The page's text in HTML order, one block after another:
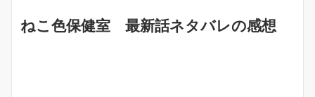
ねこ色保健室 最新話ネタバレの感想